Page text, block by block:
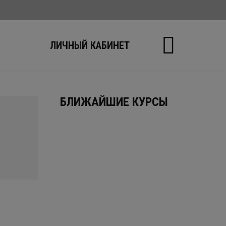
ЛИЧНЫЙ КАБИНЕТ
БЛИЖАЙШИЕ КУРСЫ